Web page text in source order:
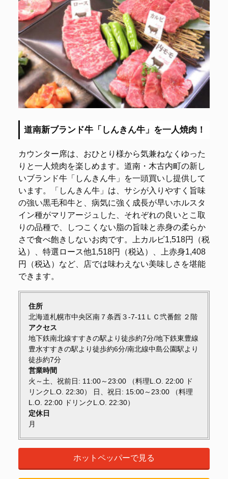
道南新ブランド牛「しんきん牛」を一人焼肉！
カウンター席は、おひとり様から気兼ねなくゆった
りと一人焼肉を楽しめます。道南・木古内町の新し
いブランド牛「しんきん牛」を一頭買いし提供して
います。「しんきん牛」は、サシが入りやすく旨味
の強い黒毛和牛と、病気に強く成長が早いホルスタ
イン種がマリアージュした、それぞれの良いとこ取
りの品種で、しつこくない脂の旨味と赤身の柔らか
さで食べ飽きしないお肉です。上カルビ1,518円（税
込）、特選ロース他1,518円（税込）、上赤身1,408
円（税込）など、店では味わえない美味しさを堪能
できます。
住所
北海道札幌市中央区南７条西３-7‐11ＬＣ弐番館 ２階
アクセス
地下鉄南北線すすきの駅より徒歩約7分/地下鉄東豊線
豊水すすきの駅より徒歩約6分/南北線中島公園駅より
徒歩約7分
営業時間
火～土、祝前日: 11:00～23:00 （料理L.O. 22:00 ド
リンクL.O. 22:30） 日、祝日: 15:00～23:00 （料理
L.O. 22:00 ドリンクL.O. 22:30）
定休日
月
ホットペッパーで見る